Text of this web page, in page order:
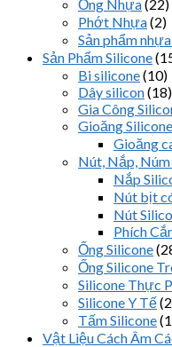
Ống Nhựa(22)
Phớt Nhựa(2)
Sản phẩm
Sản Phẩm Silicone
Bi silicone(10)
Dây silicon(18)
Gia Công
Gioăng Silicone
Gioăng
Nút, Nắp,
Nắp
Nút bịt
Nút
Phích
Ống Silicone
Ống Silicone
Silicone Thực
Silicone Y Tế
Tấm Silicone
Vật Liệu Cách Âm